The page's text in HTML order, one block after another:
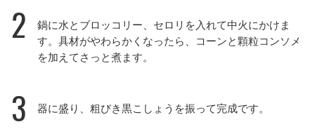
2
鍋に水とブロッコリー、セロリを入れて中火にかけま
す。具材がやわらかくなったら、コーンと顆粒コンソメ
を加えてさっと煮ます。
3 器に盛り、粗びき黒こしょうを振って完成です。